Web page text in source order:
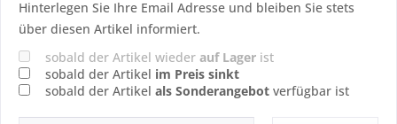
Hinterlegen Sie Ihre Email Adresse und bleiben Sie stets
über diesen Artikel informiert.
sobald der Artikel wieder auf Lager ist
sobald der Artikel im Preis sinkt
sobald der Artikel als Sonderangebot verfügbar ist